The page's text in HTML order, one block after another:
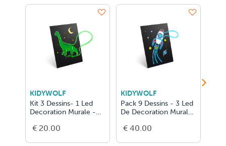
KIDYWOLF
Kit 3 Dessins- 1 Led
Decoration Murale -
€ 20.00
KIDYWOLF
Pack 9 Dessins - 3 Led
De Decoration Murale
€ 40.00